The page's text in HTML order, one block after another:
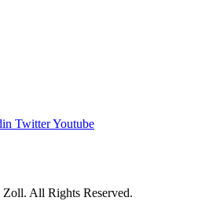
TwitterYoutube
All Rights Reserved.